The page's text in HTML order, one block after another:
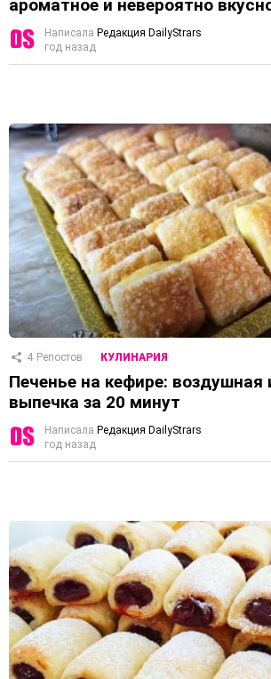
ароматное и невероятно
Написала Редакция DailyStrars
год назад
4 Репостов КУЛИНАРИЯ
Печенье на кефире: воздушная
выпечка за 20 минут
Написала Редакция DailyStrars
год назад